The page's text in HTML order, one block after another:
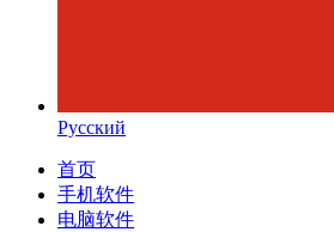
Русский
首页
手机软件
电脑软件